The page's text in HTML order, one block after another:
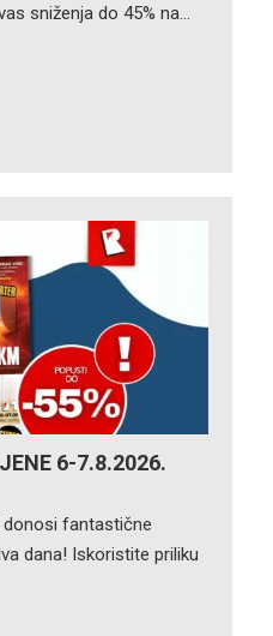
sniženja do 45% na…
6-7.8.2026.
donosi fantastične
dana! Iskoristite priliku